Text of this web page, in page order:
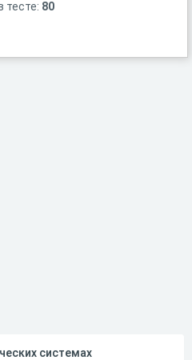
тесте: 80
системах